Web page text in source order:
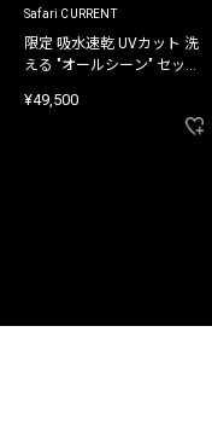
Safari CURRENT
限定 吸水速乾 UVカット 洗
える "オールシーン" セット
¥49,500